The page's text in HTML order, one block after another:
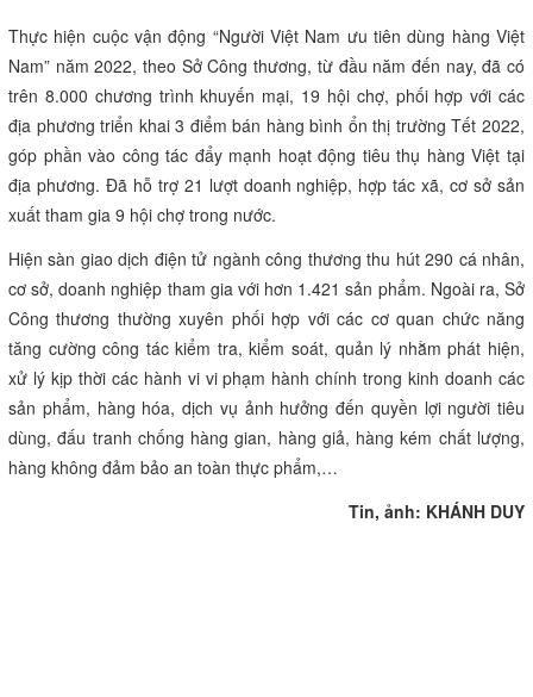
Thực hiện cuộc vận động “Người Việt Nam ưu tiên dùng hàng Việt
Nam” năm 2022, theo Sở Công thương, từ đầu năm đến nay, đã có
trên 8.000 chương trình khuyến mại, 19 hội chợ, phối hợp với các
địa phương triển khai 3 điểm bán hàng bình ổn thị trường Tết 2022,
góp phần vào công tác đẩy mạnh hoạt động tiêu thụ hàng Việt tại
địa phương. Đã hỗ trợ 21 lượt doanh nghiệp, hợp tác xã, cơ sở sản
xuất tham gia 9 hội chợ trong nước.
Hiện sàn giao dịch điện tử ngành công thương thu hút 290 cá nhân,
cơ sở, doanh nghiệp tham gia với hơn 1.421 sản phẩm. Ngoài ra, Sở
Công thương thường xuyên phối hợp với các cơ quan chức năng
tăng cường công tác kiểm tra, kiểm soát, quản lý nhằm phát hiện,
xử lý kịp thời các hành vi vi phạm hành chính trong kinh doanh các
sản phẩm, hàng hóa, dịch vụ ảnh hưởng đến quyền lợi người tiêu
dùng, đấu tranh chống hàng gian, hàng giả, hàng kém chất lượng,
hàng không đảm bảo an toàn thực phẩm,…
Tin, ảnh: KHÁNH DUY